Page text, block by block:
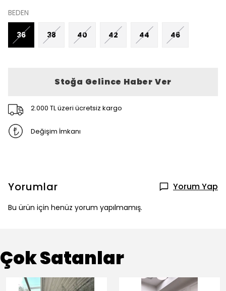
BEDEN
36 38 40 42 44 46
Stoğa Gelince Haber Ver
2.000 TL üzeri ücretsiz kargo
Değişim İmkanı
Yorumlar Yorum Yap
Bu ürün için henüz yorum yapılmamış.
Çok Satanlar